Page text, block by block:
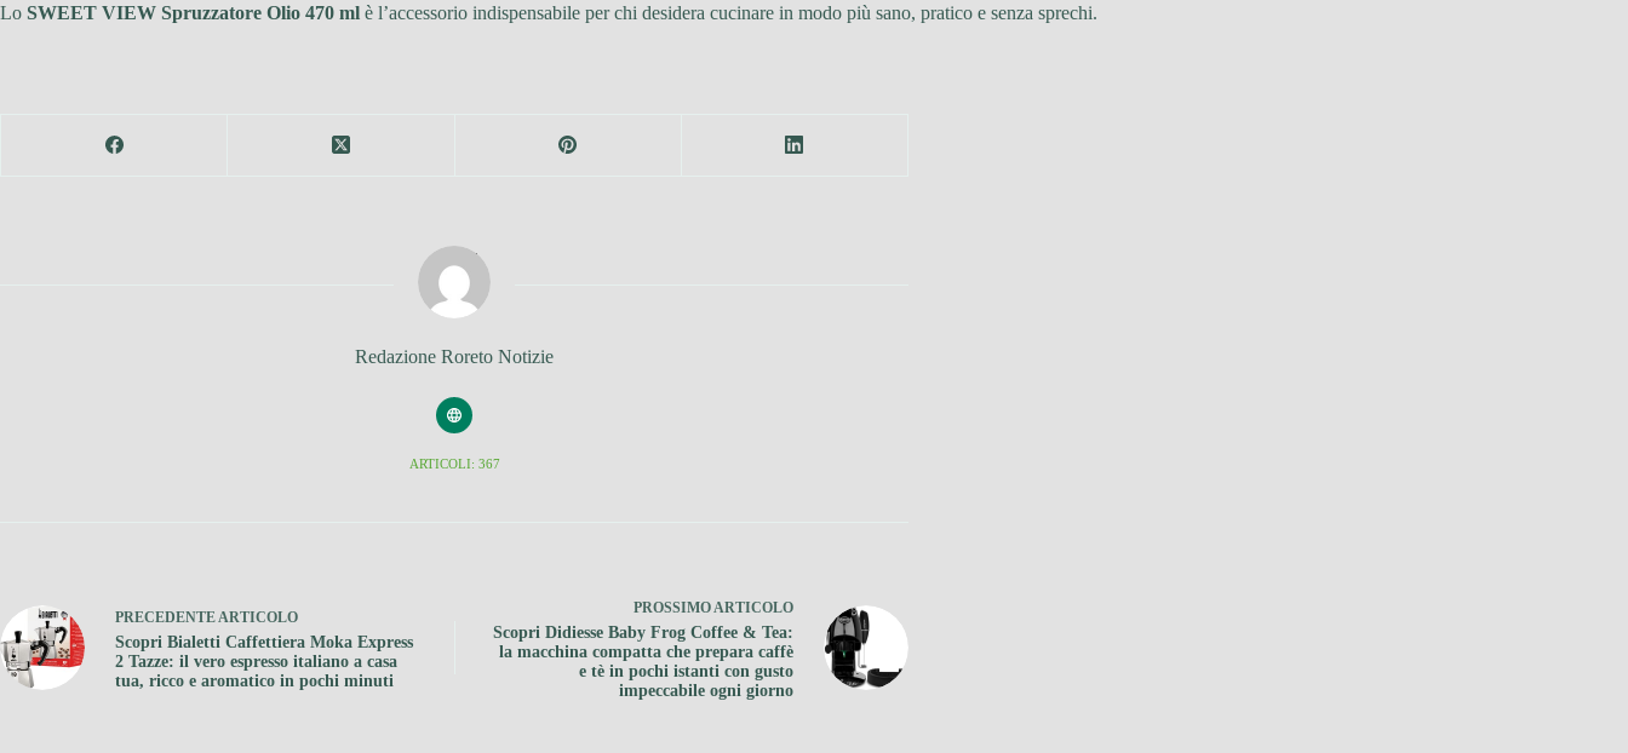
Lo SWEET VIEW Spruzzatore Olio 470 ml è l’accessorio indispensabile per chi desidera cucinare in modo più sano, pratico e senza sprechi.
Redazione Roreto Notizie
ARTICOLI: 367
PRECEDENTE ARTICOLO
Scopri Bialetti Caffettiera Moka Express
2 Tazze: il vero espresso italiano a casa
tua, ricco e aromatico in pochi minuti
PROSSIMO ARTICOLO
Scopri Didiesse Baby Frog Coffee & Tea:
la macchina compatta che prepara caffè
e tè in pochi istanti con gusto
impeccabile ogni giorno